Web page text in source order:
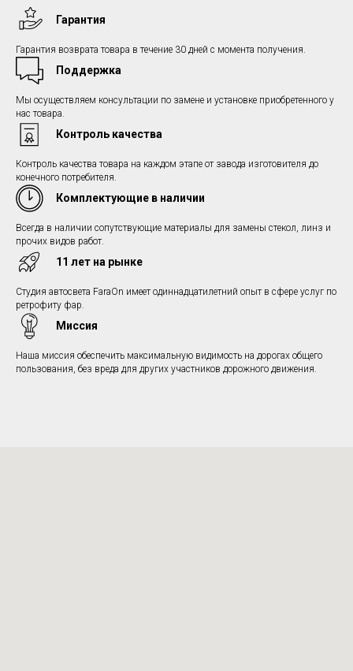
Гарантия
Гарантия возврата товара в течение 30 дней с момента получения.
Поддержка
Мы осуществляем консультации по замене и установке приобретенного у
нас товара.
Контроль качества
Контроль качества товара на каждом этапе от завода изготовителя до
конечного потребителя.
Комплектующие в наличии
Всегда в наличии сопутствующие материалы для замены стекол, линз и
прочих видов работ.
11 лет на рынке
Студия автосвета FaraOn имеет одиннадцатилетний опыт в сфере услуг по
ретрофиту фар.
Миссия
Наша миссия обеспечить максимальную видимость на дорогах общего
пользования, без вреда для других участников дорожного движения.